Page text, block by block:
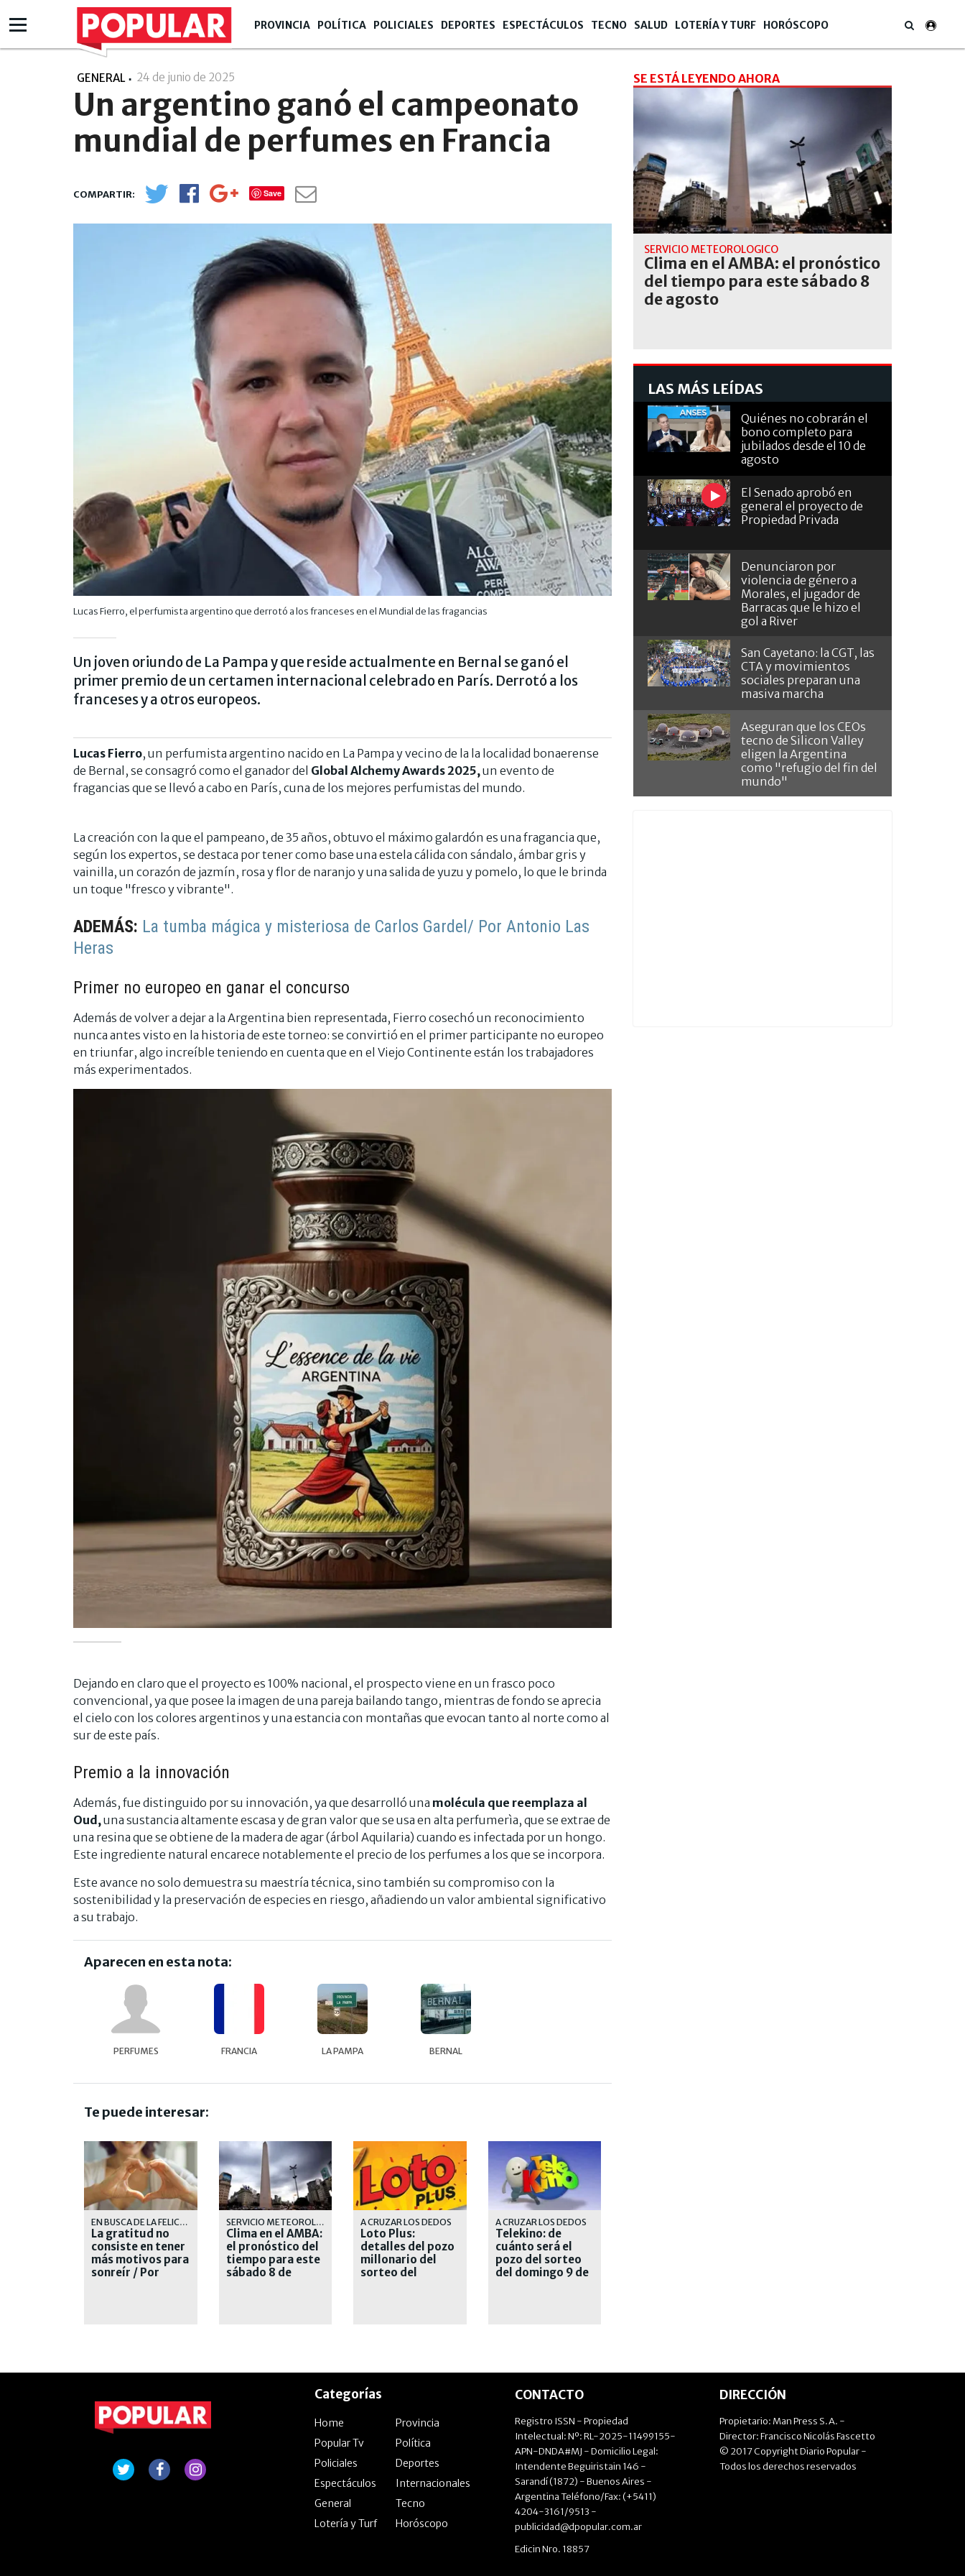
PROVINCIA POLÍTICA POLICIALES DEPORTES ESPECTÁCULOS TECNO SALUD LOTERÍA Y TURF HORÓSCOPO
GENERAL 24 de junio de 2025
Un argentino ganó el campeonato
mundial de perfumes en Francia
Save
Lucas Fierro, el perfumista argentino que derrotó a los franceses en el Mundial de las fragancias
Un joven oriundo de La Pampa y que reside actualmente en Bernal se ganó el
primer premio de un certamen internacional celebrado en París. Derrotó a los
franceses y a otros europeos.
Lucas Fierro, un perfumista argentino nacido en La Pampa y vecino de la la localidad bonaerense
de Bernal, se consagró como el ganador del Global Alchemy Awards 2025,un evento de
fragancias que se llevó a cabo en París, cuna de los mejores perfumistas del mundo.
La creación con la que el pampeano, de 35 años, obtuvo el máximo galardón es una fragancia que,
según los expertos, se destaca por tener como base una estela cálida con sándalo, ámbar gris y
vainilla, un corazón de jazmín, rosa y flor de naranjo y una salida de yuzu y pomelo, lo que le brinda
un toque "fresco y vibrante".
ADEMÁS: La tumba mágica y misteriosa de Carlos Gardel/ Por Antonio Las
Heras
Primer no europeo en ganar el concurso
Además de volver a dejar a la Argentina bien representada, Fierro cosechó un reconocimiento
nunca antes visto en la historia de este torneo: se convirtió en el primer participante no europeo
en triunfar, algo increíble teniendo en cuenta que en el Viejo Continente están los trabajadores
más experimentados.
Dejando en claro que el proyecto es 100% nacional, el prospecto viene en un frasco poco
convencional, ya que posee la imagen de una pareja bailando tango, mientras de fondo se aprecia
el cielo con los colores argentinos y una estancia con montañas que evocan tanto al norte como al
sur de este país.
Premio a la innovación
Además, fue distinguido por su innovación, ya que desarrolló una molécula que reemplaza al
Oud,una sustancia altamente escasa y de gran valor que se usa en alta perfumerìa, que se extrae de
una resina que se obtiene de la madera de agar (árbol Aquilaria) cuando es infectada por un hongo.
Este ingrediente natural encarece notablemente el precio de los perfumes a los que se incorpora.
Este avance no solo demuestra su maestría técnica, sino también su compromiso con la
sostenibilidad y la preservación de especies en riesgo, añadiendo un valor ambiental significativo
a su trabajo.
Aparecen en esta nota:
PERFUMES FRANCIA LA PAMPA BERNAL
Te puede interesar:
EN BUSCA DE LA FELICIDAD
La gratitud no
consiste en tener
más motivos para
sonreír / Por
SERVICIO METEOROLÓGICO
Clima en el AMBA:
el pronóstico del
tiempo para este
sábado 8 de
A CRUZAR LOS DEDOS
Loto Plus:
detalles del pozo
millonario del
sorteo del
A CRUZAR LOS DEDOS
Telekino: de
cuánto será el
pozo del sorteo
del domingo 9 de
SE ESTÁ LEYENDO AHORA
SERVICIO METEOROLÓGICO
Clima en el AMBA: el pronóstico
del tiempo para este sábado 8
de agosto
LAS MÁS LEÍDAS
Quiénes no cobrarán el
bono completo para
jubilados desde el 10 de
agosto
El Senado aprobó en
general el proyecto de
Propiedad Privada
Denunciaron por
violencia de género a
Morales, el jugador de
Barracas que le hizo el
gol a River
San Cayetano: la CGT, las
CTA y movimientos
sociales preparan una
masiva marcha
Aseguran que los CEOs
tecno de Silicon Valley
eligen la Argentina
como "refugio del fin del
mundo"
Categorías
Home
Provincia
Popular Tv
Política
Policiales
Deportes
Espectáculos
Internacionales
General
Tecno
Lotería y Turf
Horóscopo
CONTACTO
Registro ISSN - Propiedad
Intelectual: Nº: RL-2025-11499155-
APN-DNDA#MJ - Domicilio Legal:
Intendente Beguiristain 146 -
Sarandí (1872) - Buenos Aires -
Argentina Teléfono/Fax: (+5411)
4204-3161/9513 -
publicidad@dpopular.com.ar
Edicin Nro. 18857
DIRECCIÓN
Propietario: Man Press S.A. -
Director: Francisco Nicolás Fascetto
© 2017 Copyright Diario Popular -
Todos los derechos reservados